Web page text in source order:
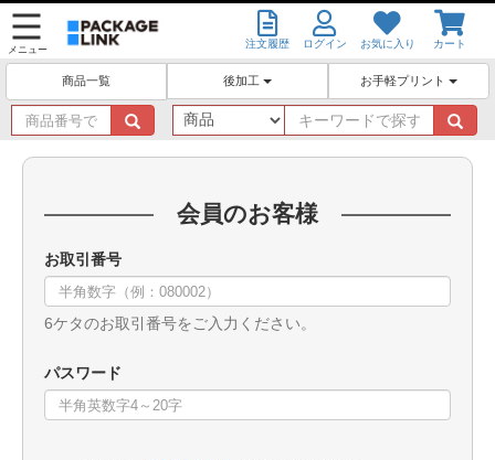
メニュー 注文履歴 ログイン お気に入り カート
商品一覧 後加工 お手軽プリント
商
品
番
キ
ー
ワ
会員のお客様
お取引番号
6ケタのお取引番号をご入力ください。
パスワード